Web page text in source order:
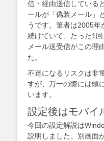
信・経由送信している
ールが「偽装メール」
うです。筆者は2005年
続けていて、たった1
メール送受信がこの理
た。
不達になるリスクは非
すが、万一の際には頭
います。
設定後はモバイ
今回の設定解説は
説明しました。別画面